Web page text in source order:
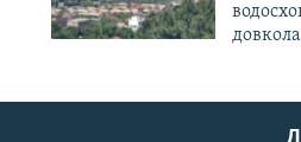
довкола